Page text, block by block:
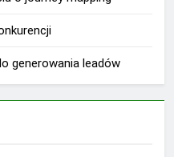
generowania leadów